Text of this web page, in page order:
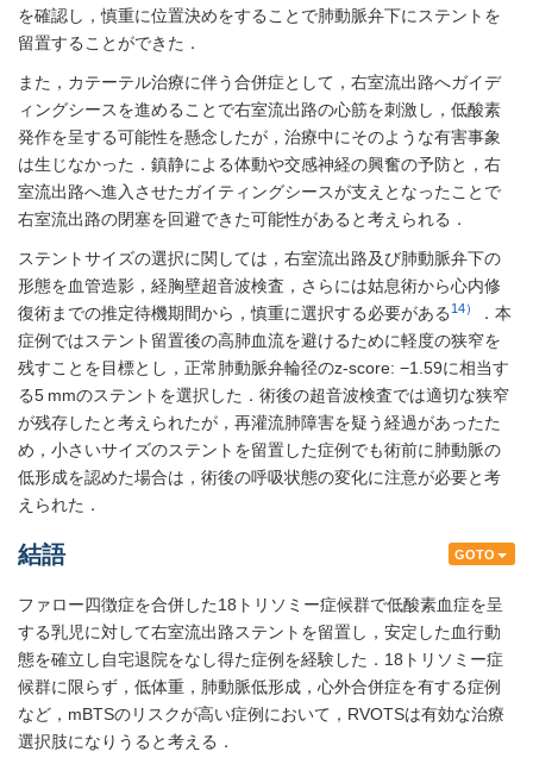
を確認し，慎重に位置決めをすることで肺動脈弁下にステントを
留置することができた．
また，カテーテル治療に伴う合併症として，右室流出路へガイデ
ィングシースを進めることで右室流出路の心筋を刺激し，低酸素
発作を呈する可能性を懸念したが，治療中にそのような有害事象
は生じなかった．鎮静による体動や交感神経の興奮の予防と，右
室流出路へ進入させたガイティングシースが支えとなったことで
右室流出路の閉塞を回避できた可能性があると考えられる．
ステントサイズの選択に関しては，右室流出路及び肺動脈弁下の
形態を血管造影，経胸壁超音波検査，さらには姑息術から心内修
復術までの推定待機期間から，慎重に選択する必要がある 14）
．本
症例ではステント留置後の高肺血流を避けるために軽度の狭窄を
残すことを目標とし，正常肺動脈弁輪径のz-score: −1.59に相当す
る5 mmのステントを選択した．術後の超音波検査では適切な狭窄
が残存したと考えられたが，再灌流肺障害を疑う経過があったた
め，小さいサイズのステントを留置した症例でも術前に肺動脈の
低形成を認めた場合は，術後の呼吸状態の変化に注意が必要と考
えられた．
GOTO
結語
ファロー四徴症を合併した18トリソミー症候群で低酸素血症を呈
する乳児に対して右室流出路ステントを留置し，安定した血行動
態を確立し自宅退院をなし得た症例を経験した．18トリソミー症
候群に限らず，低体重，肺動脈低形成，心外合併症を有する症例
など，mBTSのリスクが高い症例において，RVOTSは有効な治療
選択肢になりうると考える．